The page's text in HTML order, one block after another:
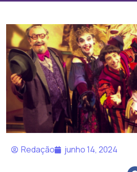
Redação junho 14, 2024